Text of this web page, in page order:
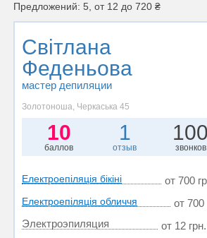
Предложений: 5, от 12 до 720 ₴
Світлана
Феденьова
мастер депиляции
Золотоноша, Черкаська 45
10
баллов
1
отзыв
100
звонков
Електроепіляція бікіні от 700
Електроепіляція обличчя
от 700
Электроэпиляция
от 12